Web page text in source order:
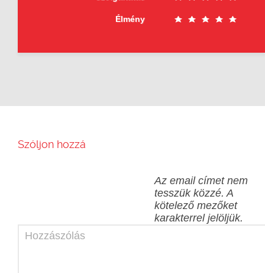
Élmény
Szóljon hozzá
Az email címet nem
tesszük közzé. A
kötelező mezőket
karakterrel jelöljük.
Hozzászólás